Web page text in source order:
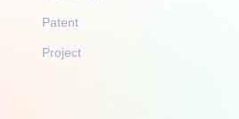
Patent
Project